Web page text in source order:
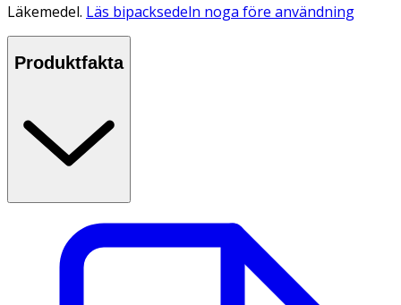
Läkemedel. Läs bipacksedeln noga före användning
Produktfakta